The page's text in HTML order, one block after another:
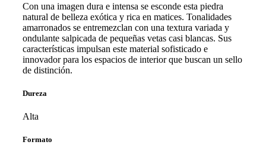
Con una imagen dura e intensa se esconde esta piedra
natural de belleza exótica y rica en matices. Tonalidades
amarronados se entremezclan con una textura variada y
ondulante salpicada de pequeñas vetas casi blancas. Sus
características impulsan este material sofisticado e
innovador para los espacios de interior que buscan un sello
de distinción.
Dureza
Alta
Formato